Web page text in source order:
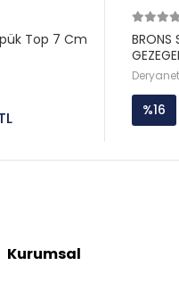
Top 7 Cm
BRONS
Deryanet
%16
Kurumsal